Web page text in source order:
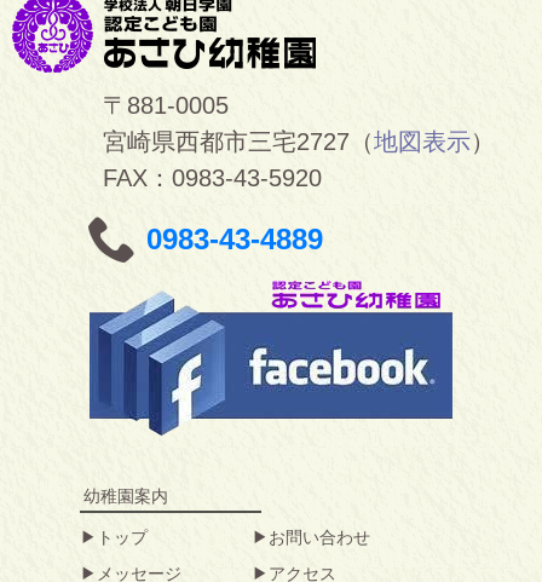
〒881-0005
宮崎県西都市三宅2727（地図表示）
FAX：0983-43-5920
0983-43-4889
幼稚園案内
トップ
メッセージ
お問い合わせ
アクセス